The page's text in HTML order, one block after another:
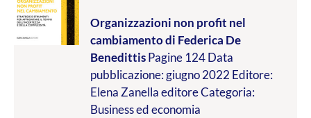
prezzo:
da
€9.99
a
€17.00
Organizzazioni non profit nel
cambiamentodi Federica De
BenedittisPagine 124 Data
pubblicazione: giugno 2022 Editore:
Elena Zanella editore Categoria:
Business ed economia